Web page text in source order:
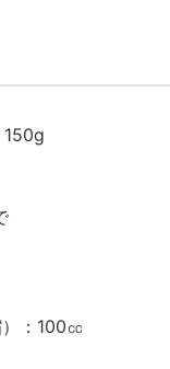
150g
：100㏄